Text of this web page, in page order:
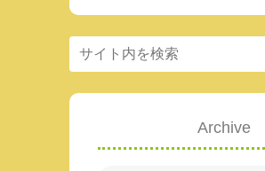
Archive